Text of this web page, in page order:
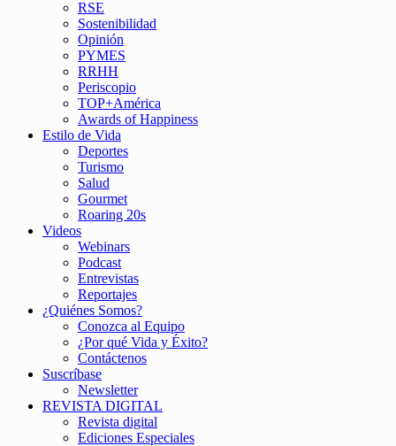
RSE
Sostenibilidad
Opinión
PYMES
RRHH
Periscopio
TOP+América
Awards of Happiness
Estilo de Vida
Deportes
Turismo
Salud
Gourmet
Roaring 20s
Videos
Webinars
Podcast
Entrevistas
Reportajes
¿Quiénes Somos?
Conozca al Equipo
¿Por qué Vida y Éxito?
Contáctenos
Suscríbase
Newsletter
REVISTA DIGITAL
Revista digital
Ediciones Especiales